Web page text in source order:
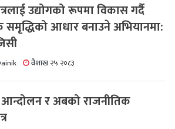
उद्योगको रूपमा विकास गर्दै
समृद्धिको आधार बनाउने अभियानमा:
वैशाख २५ २०८३
र अबको राजनीतिक